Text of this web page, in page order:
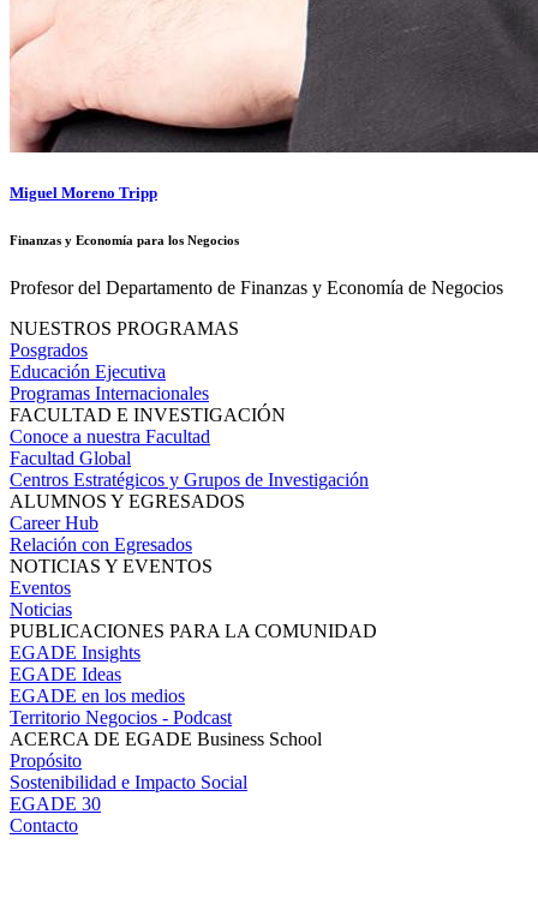
Miguel Moreno Tripp
Finanzas y Economía para los Negocios
Profesor del Departamento de Finanzas y Economía de Negocios
NUESTROS PROGRAMAS
Posgrados
Educación Ejecutiva
Programas Internacionales
FACULTAD E INVESTIGACIÓN
Conoce a nuestra Facultad
Facultad Global
Centros Estratégicos y Grupos de Investigación
ALUMNOS Y EGRESADOS
Career Hub
Relación con Egresados
NOTICIAS Y EVENTOS
Eventos
Noticias
PUBLICACIONES PARA LA COMUNIDAD
EGADE Insights
EGADE Ideas
EGADE en los medios
Territorio Negocios - Podcast
ACERCA DE EGADE Business School
Propósito
Sostenibilidad e Impacto Social
EGADE 30
Contacto